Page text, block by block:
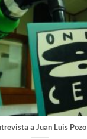
a Juan Luis Pozo